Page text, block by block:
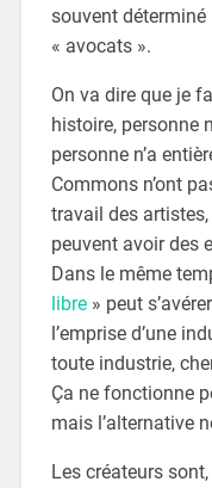
souvent
« avocats ».
On va dire que je
histoire, personne
personne n’a
Commons n’ont
travail des
peuvent avoir des
Dans le même
libre» peut
l’emprise d’une
toute industrie,
Ça ne fonctionne
mais l’alternative
Les créateurs